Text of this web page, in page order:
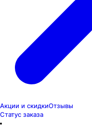
Акции и скидкиОтзывы
Статус заказа